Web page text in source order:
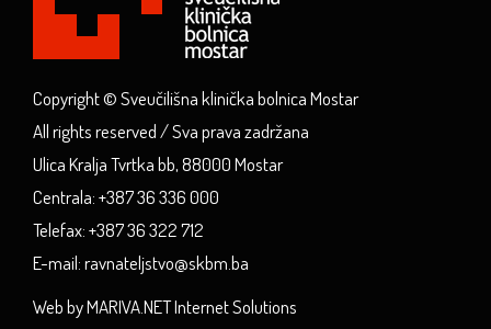
Copyright © Sveučilišna klinička bolnica Mostar
All rights reserved / Sva prava zadržana
Ulica Kralja Tvrtka bb, 88000 Mostar
Centrala: +387 36 336 000
Telefax: +387 36 322 712
E-mail: ravnateljstvo@skbm.ba
Web by MARIVA.NET Internet Solutions